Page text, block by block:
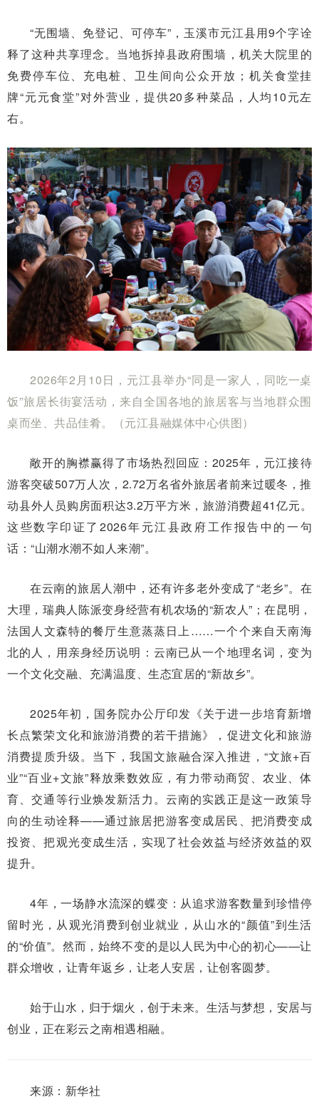
“无围墙、免登记、可停车”，玉溪市元江县用9个字诠
释了这种共享理念。当地拆掉县政府围墙，机关大院里的
免费停车位、充电桩、卫生间向公众开放；机关食堂挂
牌“元元食堂”对外营业，提供20多种菜品，人均10元左
右。
2026年2月10日，元江县举办“同是一家人，同吃一桌
饭”旅居长街宴活动，来自全国各地的旅居客与当地群众围
桌而坐、共品佳肴。（元江县融媒体中心供图）
敞开的胸襟赢得了市场热烈回应：2025年，元江接待
游客突破507万人次，2.72万名省外旅居者前来过暖冬，推
动县外人员购房面积达3.2万平方米，旅游消费超41亿元。
这些数字印证了2026年元江县政府工作报告中的一句
话：“山潮水潮不如人来潮”。
在云南的旅居人潮中，还有许多老外变成了“老乡”。在
大理，瑞典人陈派变身经营有机农场的“新农人”；在昆明，
法国人文森特的餐厅生意蒸蒸日上……一个个来自天南海
北的人，用亲身经历说明：云南已从一个地理名词，变为
一个文化交融、充满温度、生态宜居的“新故乡”。
2025年初，国务院办公厅印发《关于进一步培育新增
长点繁荣文化和旅游消费的若干措施》，促进文化和旅游
消费提质升级。当下，我国文旅融合深入推进，“文旅+百
业”“百业+文旅”释放乘数效应，有力带动商贸、农业、体
育、交通等行业焕发新活力。云南的实践正是这一政策导
向的生动诠释——通过旅居把游客变成居民、把消费变成
投资、把观光变成生活，实现了社会效益与经济效益的双
提升。
4年，一场静水流深的蝶变：从追求游客数量到珍惜停
留时光，从观光消费到创业就业，从山水的“颜值”到生活
的“价值”。然而，始终不变的是以人民为中心的初心——让
群众增收，让青年返乡，让老人安居，让创客圆梦。
始于山水，归于烟火，创于未来。生活与梦想，安居与
创业，正在彩云之南相遇相融。
来源：新华社